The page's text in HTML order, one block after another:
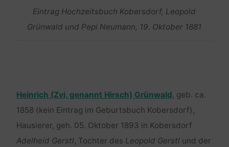
Eintrag Hochzeitsbuch Kobersdorf, Leopold
Grünwald und Pepi Neumann, 19. Oktober 1881
Heinrich (Zvi, genannt Hirsch) Grünwald, geb. ca.
1858 (kein Eintrag im Geburtsbuch Kobersdorf),
Hausierer, geh. 05. Oktober 1893 in Kobersdorf
Adelheid Gerstl, Tochter des Leopold Gerstl und der